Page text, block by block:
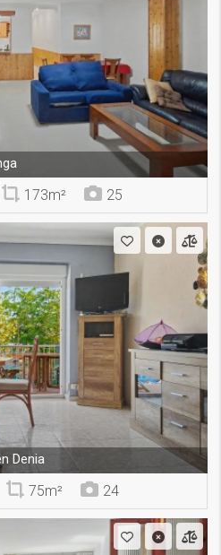
173m² 25
Denia
75m² 24